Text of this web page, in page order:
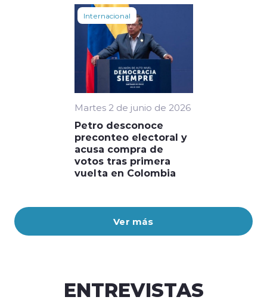
Ver más
Internacional
Martes 2 de junio de 2026
Petro desconoce
preconteo electoral y
acusa compra de
votos tras primera
vuelta en Colombia
ENTREVISTAS